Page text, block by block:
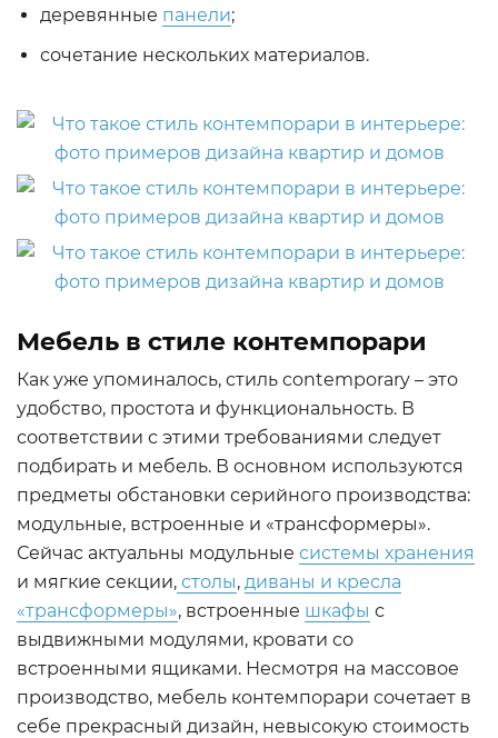
деревянные панели;
сочетание нескольких материалов.
Мебель в стиле контемпорари
Как уже упоминалось, стиль contemporary – это
удобство, простота и функциональность. В
соответствии с этими требованиями следует
подбирать и мебель. В основном используются
предметы обстановки серийного производства:
модульные, встроенные и «трансформеры».
Сейчас актуальны модульные системы хранения
и мягкие секции, столы, диваны и кресла
«трансформеры», встроенные шкафы с
выдвижными модулями, кровати со
встроенными ящиками. Несмотря на массовое
производство, мебель контемпорари сочетает в
себе прекрасный дизайн, невысокую стоимость